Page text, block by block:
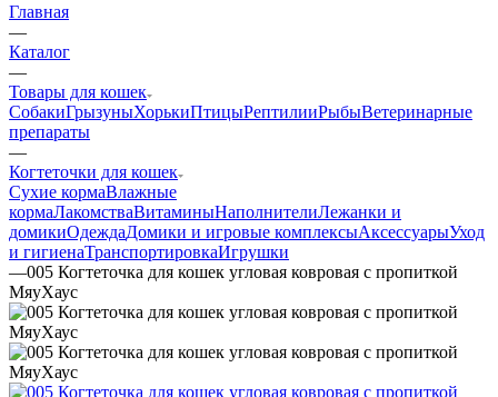
Главная
—
Каталог
—
Товары для кошек
СобакиГрызуныХорькиПтицыРептилииРыбыВетеринарные
препараты
—
Когтеточки для кошек
Сухие кормаВлажные
кормаЛакомстваВитаминыНаполнителиЛежанки и
домикиОдеждаДомики и игровые комплексыАксессуарыУход
и гигиенаТранспортировкаИгрушки
—005 Когтеточка для кошек угловая ковровая с пропиткой
МяуХаус